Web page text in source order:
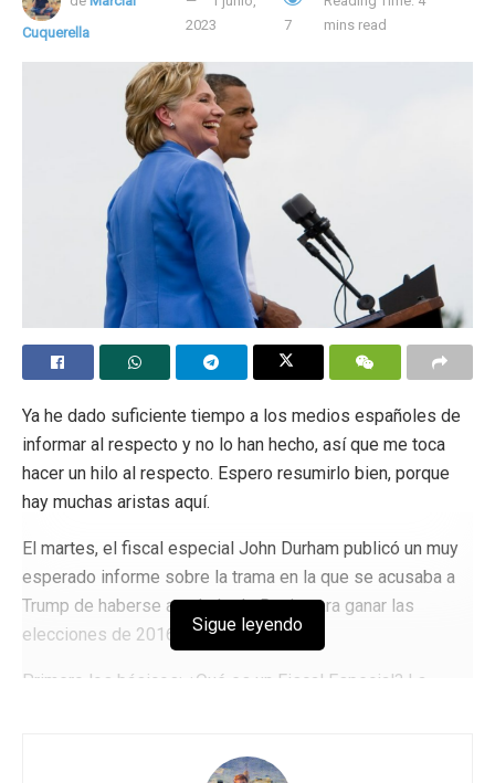
Cuquerella
2023
7
mins read
Ya he dado suficiente tiempo a los medios españoles de
informar al respecto y no lo han hecho, así que me toca
hacer un hilo al respecto. Espero resumirlo bien, porque
hay muchas aristas aquí.
El martes, el fiscal especial John Durham publicó un muy
esperado informe sobre la trama en la que se acusaba a
Trump de haberse ayudado de Rusia para ganar las
elecciones de 2016.
Primero los básicos: ¿Qué es un Fiscal Especial? La
poder judicial y para limitar el poder que pueda ejercer un
Sigue leyendo